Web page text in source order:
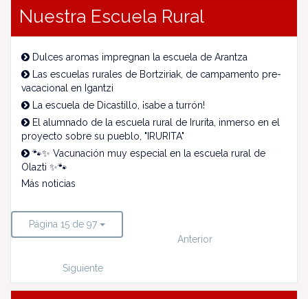
Nuestra Escuela Rural
Dulces aromas impregnan la escuela de Arantza
Las escuelas rurales de Bortziriak, de campamento pre-
vacacional en Igantzi
La escuela de Dicastillo, ¡sabe a turrón!
El alumnado de la escuela rural de Irurita, inmerso en el
proyecto sobre su pueblo, "IRURITA"
🐾✨ Vacunación muy especial en la escuela rural de
Olazti ✨🐾
Más noticias
Página 15 de 97
Anterior
Siguiente